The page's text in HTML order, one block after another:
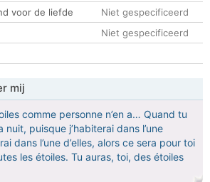
voor de liefde
Niet gespecificeerd
Niet gespecificeerd
mij
comme personne n’en a… Quand tu
nuit, puisque j’habiterai dans l’une
dans l’une d’elles, alors ce sera pour toi
les étoiles. Tu auras, toi, des étoiles